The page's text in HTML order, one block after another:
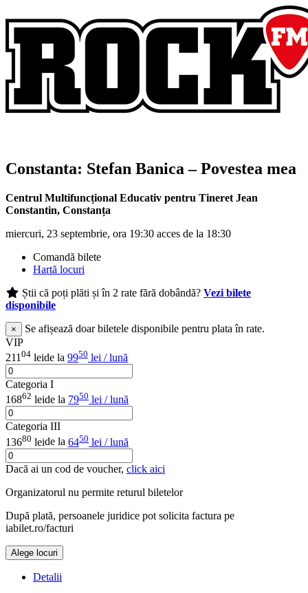
Constanta: Stefan Banica – Povestea mea
Centrul Multifuncțional Educativ pentru Tineret Jean
Constantin, Constanța
miercuri, 23 septembrie, ora 19:30 acces de la 18:30
Comandă bilete
Hartă locuri
Știi că poți plăti și în 2 rate fără dobândă? Vezi bilete
disponibile
×
Se afișează doar biletele disponibile pentru plata în rate.
VIP
211 04 leide la 9950 lei / lună
Categoria I
16862 leide la 7950 lei / lună
Categoria III
13680 leide la 6450 lei / lună
Dacă ai un cod de voucher, click aici
Organizatorul nu permite returul biletelor
După plată, persoanele juridice pot solicita factura pe
iabilet.ro/facturi
Alege locuri
Detalii